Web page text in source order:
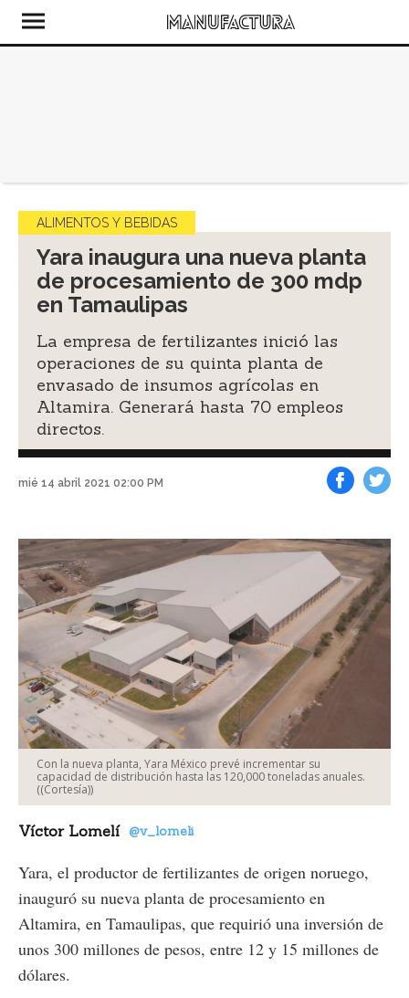
ALIMENTOS Y BEBIDAS
Yara inaugura una nueva planta
de procesamiento de 300 mdp
en Tamaulipas
La empresa de fertilizantes inició las
operaciones de su quinta planta de
envasado de insumos agrícolas en
Altamira. Generará hasta 70 empleos
directos.
mié 14 abril 2021 02:00 PM
Con la nueva planta, Yara México prevé incrementar su
capacidad de distribución hasta las 120,000 toneladas anuales.
((Cortesía))
Víctor Lomelí @v_lomeli
Yara, el productor de fertilizantes de origen noruego,
inauguró su nueva planta de procesamiento en
Altamira, en Tamaulipas, que requirió una inversión de
unos 300 millones de pesos, entre 12 y 15 millones de
dólares.